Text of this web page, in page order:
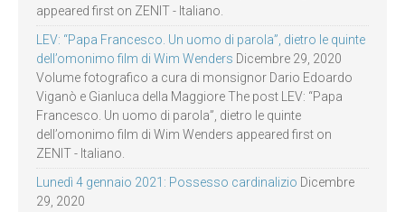
appeared first on ZENIT - Italiano.
LEV: “Papa Francesco. Un uomo di parola”, dietro le quinte
dell’omonimo film di Wim Wenders Dicembre 29, 2020
Volume fotografico a cura di monsignor Dario Edoardo
Viganò e Gianluca della Maggiore The post LEV: “Papa
Francesco. Un uomo di parola”, dietro le quinte
dell’omonimo film di Wim Wenders appeared first on
ZENIT - Italiano.
Lunedì 4 gennaio 2021: Possesso cardinalizio Dicembre
29, 2020